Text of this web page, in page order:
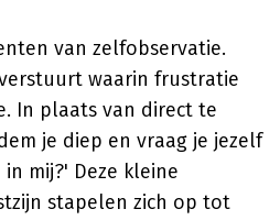
van zelfobservatie.
waarin frustratie
In plaats van direct te
je diep en vraag je jezelf
mij?' Deze kleine
stapelen zich op tot